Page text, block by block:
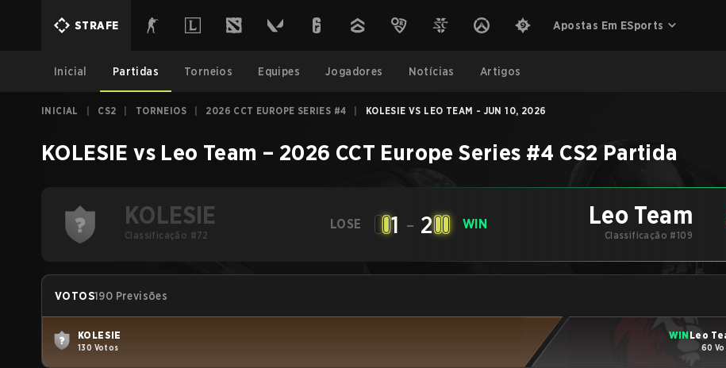
STRAFE Apostas Em ESports
Inicial Partidas Torneios Equipes Jogadores Notícias Artigos
INICIAL CS2 TORNEIOS 2026 CCT EUROPE SERIES #4 KOLESIE VS LEO TEAM - JUN 10, 2026
KOLESIE vs Leo Team – 2026 CCT Europe Series #4 CS2 Partida
KOLESIE
Classificação #72
LOSE 1 - 2 WIN Leo Team
Classificação #109
VOTOS190 Previsões
KOLESIE
130 Votos
WIN Leo
60